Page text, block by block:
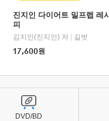
진지인 다이어트 밀프렙 레시
피
김지인(진지인) 저
길벗
17,600원
DVD/BD